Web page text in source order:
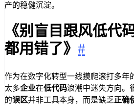
产的稳健沉淀。
《别盲目跟风低代
都用错了》 #
作为在数字化转型一线摸爬滚打多年
太多企业在低代码浪潮中迷失方向。
的误区并非工具本身，而是缺乏正确